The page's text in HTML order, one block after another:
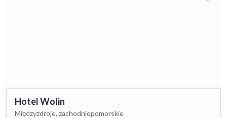
Hotel Wolin
Międzyzdroje, zachodniopomorskie